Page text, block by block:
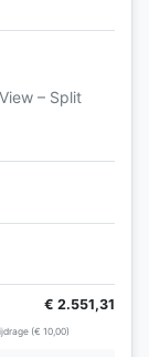
– Split
€ 2.551,31
(€ 10,00)